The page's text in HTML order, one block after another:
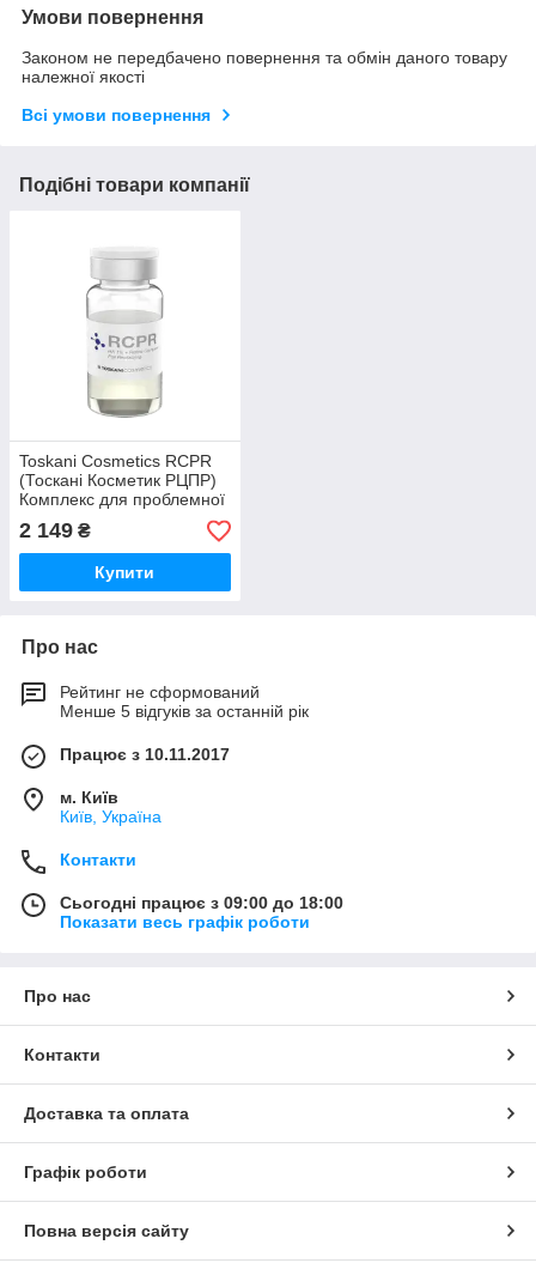
Умови повернення
Законом не передбачено повернення та обмін даного товару
належної якості
Всі умови повернення
Подібні товари компанії
Toskani Cosmetics RCPR
(Тоскані Косметик РЦПР)
Комплекс для проблемної
шкіри. Поліревіталізант, 1
x 5 мл
2 149 ₴
Купити
Про нас
Рейтинг не сформований
Менше 5 відгуків за останній рік
Працює з 10.11.2017
м. Київ
Київ, Україна
Контакти
Сьогодні працює з 09:00 до 18:00
Показати весь графік роботи
Про нас
Контакти
Доставка та оплата
Графік роботи
Повна версія сайту